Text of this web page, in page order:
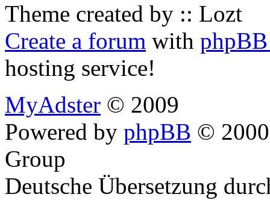
Theme created by :: Lozt
Create a forum with
hosting service!
MyAdster © 2009
Powered by phpBB ©
Group
Deutsche Übersetzung